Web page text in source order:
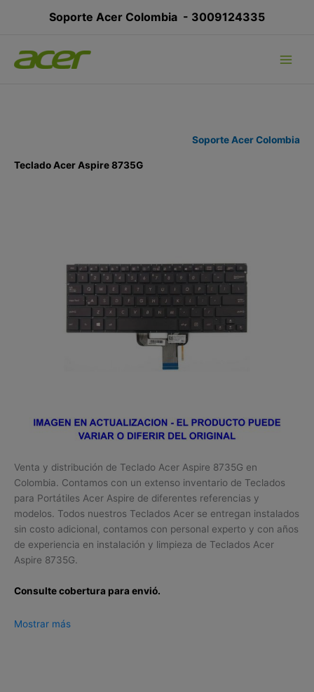
Soporte Acer Colombia - 3009124335
Soporte Acer Colombia
Teclado Acer Aspire 8735G
Venta y distribución de Teclado Acer Aspire 8735G en
Colombia. Contamos con un extenso inventario de Teclados
para Portátiles Acer Aspire de diferentes referencias y
modelos. Todos nuestros Teclados Acer se entregan instalados
sin costo adicional, contamos con personal experto y con años
de experiencia en instalación y limpieza de Teclados Acer
Aspire 8735G.
Consulte cobertura para envió.
Leticia, Medellín, Arauca, Barranquilla, Cartagena, Tunja,
Mostrar más